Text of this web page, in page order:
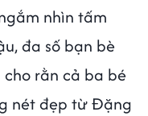
nhìn tấm
đa số bạn bè
rằn cả ba bé
nét đẹp từ Đặng